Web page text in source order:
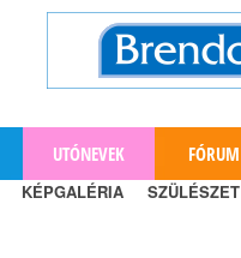
UTÓNEVEK FÓRUM
KÉPGALÉRIA SZÜLÉSZET